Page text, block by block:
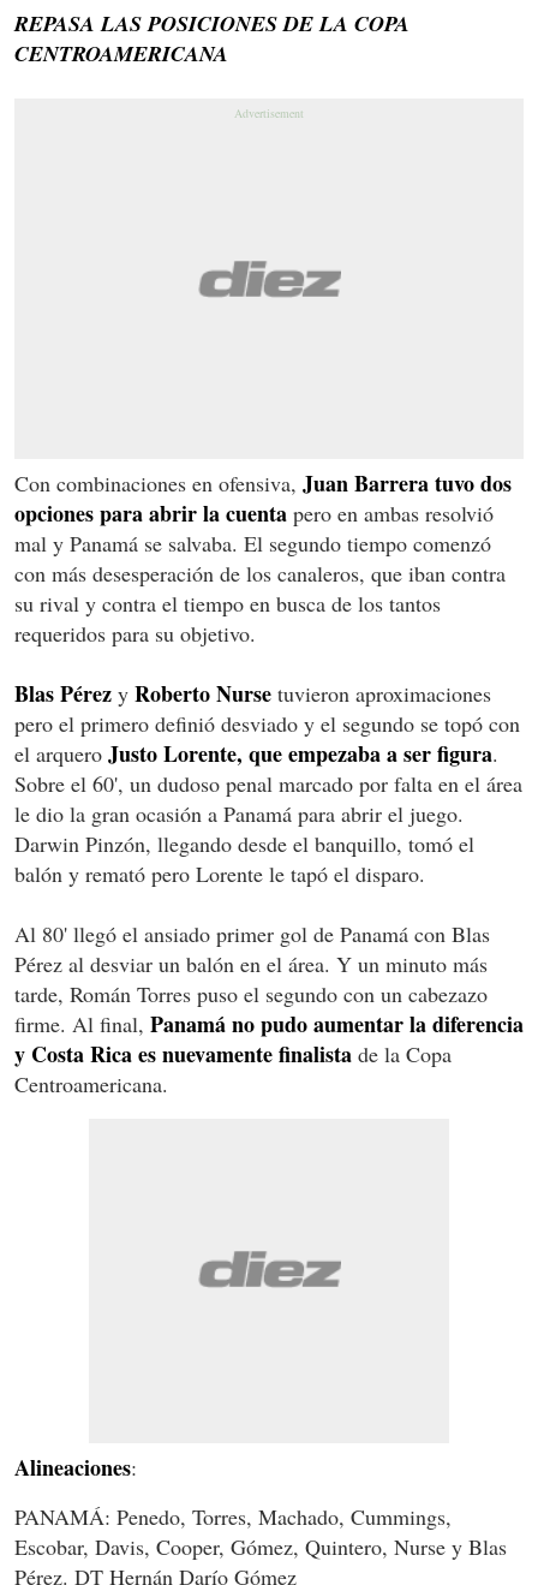
REPASA LAS POSICIONES DE LA COPA
CENTROAMERICANA
Con combinaciones en ofensiva, Juan Barrera tuvo dos
opciones para abrir la cuenta pero en ambas resolvió
mal y Panamá se salvaba. El segundo tiempo comenzó
con más desesperación de los canaleros, que iban contra
su rival y contra el tiempo en busca de los tantos
requeridos para su objetivo.
Blas Pérez y Roberto Nurse tuvieron aproximaciones
pero el primero definió desviado y el segundo se topó con
el arquero Justo Lorente, que empezaba a ser figura.
Sobre el 60', un dudoso penal marcado por falta en el área
le dio la gran ocasión a Panamá para abrir el juego.
Darwin Pinzón, llegando desde el banquillo, tomó el
balón y remató pero Lorente le tapó el disparo.
Al 80' llegó el ansiado primer gol de Panamá con Blas
Pérez al desviar un balón en el área. Y un minuto más
tarde, Román Torres puso el segundo con un cabezazo
firme. Al final, Panamá no pudo aumentar la diferencia
y Costa Rica es nuevamente finalista de la Copa
Centroamericana.
Alineaciones:
PANAMÁ: Penedo, Torres, Machado, Cummings,
Escobar, Davis, Cooper, Gómez, Quintero, Nurse y Blas
Pérez. DT Hernán Darío Gómez